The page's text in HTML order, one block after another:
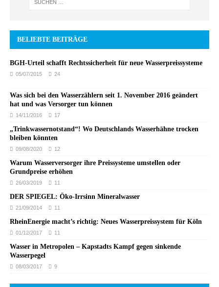
BELIEBTE BEITRÄGE
BGH-Urteil schafft Rechtssicherheit für neue Wasserpreissysteme
05/07/2015 24
Was sich bei den Wasserzählern seit 1. November 2016 geändert
hat und was Versorger tun können
14/11/2016 17
„Trinkwassernotstand“! Wo Deutschlands Wasserhähne trocken
bleiben könnten
09/08/2020 12
Warum Wasserversorger ihre Preissysteme umstellen oder
Grundpreise erhöhen
26/03/2019 11
DER SPIEGEL: Öko-Irrsinn Mineralwasser
21/09/2014 11
RheinEnergie macht’s richtig: Neues Wasserpreissystem für Köln
01/12/2017 11
Wasser in Metropolen – Kapstadts Kampf gegen sinkende
Wasserpegel
08/03/2017 9